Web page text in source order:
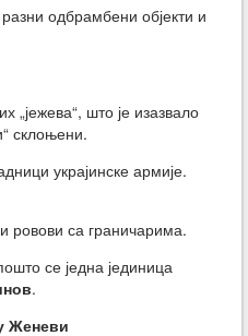
одбрамбени објекти и
„јежева“, што је изазвало
склоњени.
украјинске армије.
ровови са граничарима.
се једна јединица
.
Женеви